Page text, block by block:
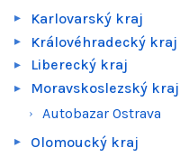
Karlovarský kraj
Královéhradecký kraj
Liberecký kraj
Moravskoslezský kraj
Autobazar Ostrava
Olomoucký kraj